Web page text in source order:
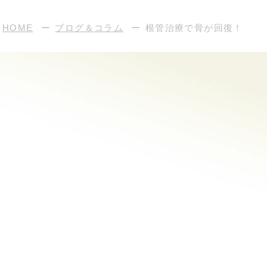
HOME ブログ＆コラム 根管治療で骨が回復！